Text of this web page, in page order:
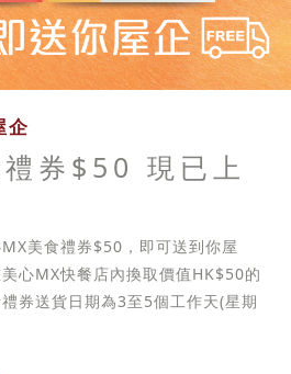
企
券$50 現已上
美食禮券$50，即可送到你屋
心MX快餐店內換取價值HK$50的
券送貨日期為3至5個工作天(星期